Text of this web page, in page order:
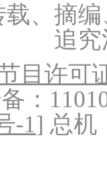
、摘
追
目许可
：
-1] 总机